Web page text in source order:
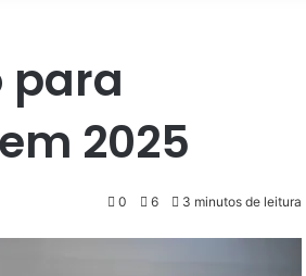
para
2025
0 6 3 minutos de leitura